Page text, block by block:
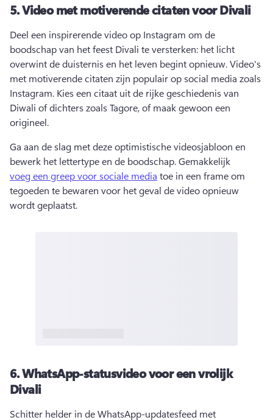
5.Video met motiverende citaten voor Divali
Deel een inspirerende video op Instagram om de
boodschap van het feest Divali te versterken: het licht
overwint de duisternis en het leven begint opnieuw. Video's
met motiverende citaten zijn populair op social media zoals
Instagram. Kies een citaat uit de rijke geschiedenis van
Diwali of dichters zoals Tagore, of maak gewoon een
origineel.
Ga aan de slag met deze optimistische videosjabloon en
bewerk het lettertype en de boodschap. Gemakkelijk
voeg een greep voor sociale media toe in een frame om
tegoeden te bewaren voor het geval de video opnieuw
wordt geplaatst.
6.WhatsApp-statusvideo voor een vrolijk
Divali
Schitter helder in de WhatsApp-updatesfeed met